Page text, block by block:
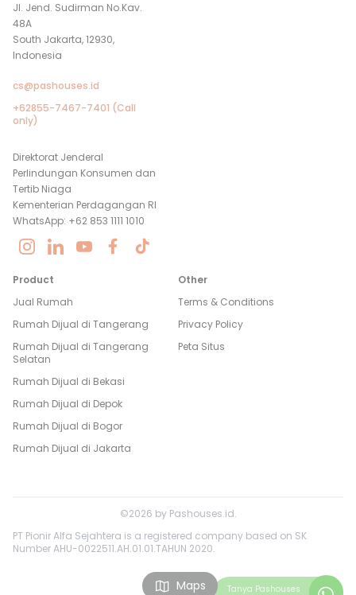
Maps Tanya Pashouses
Jl. Jend. Sudirman No.Kav.
48A
South Jakarta, 12930,
Indonesia
cs@pashouses.id
+62855-7467-7401 (Call
only)
Direktorat Jenderal
Perlindungan Konsumen dan
Tertib Niaga
Kementerian Perdagangan RI
WhatsApp: +62 853 1111 1010
Product
Jual Rumah
Rumah Dijual di Tangerang
Rumah Dijual di Tangerang
Selatan
Rumah Dijual di Bekasi
Rumah Dijual di Depok
Rumah Dijual di Bogor
Rumah Dijual di Jakarta
Other
Terms & Conditions
Privacy Policy
Peta Situs
©2026 by Pashouses.id.
PT Pionir Alfa Sejahtera is a registered company based on SK
Number AHU-0022511.AH.01.01.TAHUN 2020.